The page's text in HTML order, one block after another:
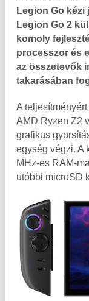
Legion Go
Legion Go 2
komoly
processzor és
az összetevők
takarásában
A
AMD Ryzen Z2
grafikus
egység végzi. A
MHz-es RAM-
utóbbi microSD